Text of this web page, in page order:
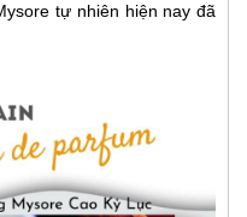
tự nhiên hiện nay đã